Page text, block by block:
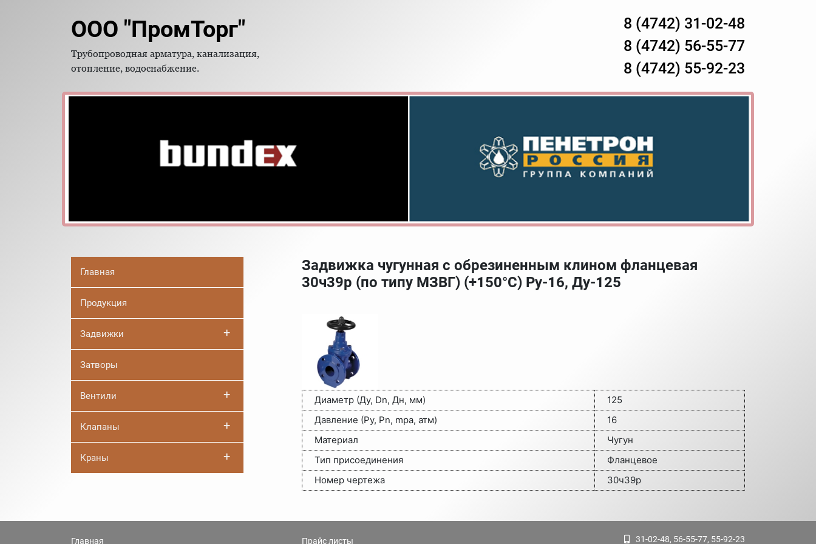
ООО "ПромТорг"
Трубопроводная арматура, канализация,
отопление, водоснабжение.
8 (4742) 31-02-48
8 (4742) 56-55-77
8 (4742) 55-92-23
Главная
Продукция
Задвижки +
Затворы
Вентили +
Клапаны +
Краны +
Задвижка чугунная с обрезиненным клином фланцевая
30ч39р (по типу МЗВГ) (+150°С) Ру-16, Ду-125
Диаметр (Ду, Dn, Дн, мм)
125
Давление (Ру, Pn, mpa, атм)
16
Материал
Чугун
Тип присоединения
Фланцевое
Номер чертежа
30ч39р
Главная Прайс листы 31-02-48, 56-55-77, 55-92-23